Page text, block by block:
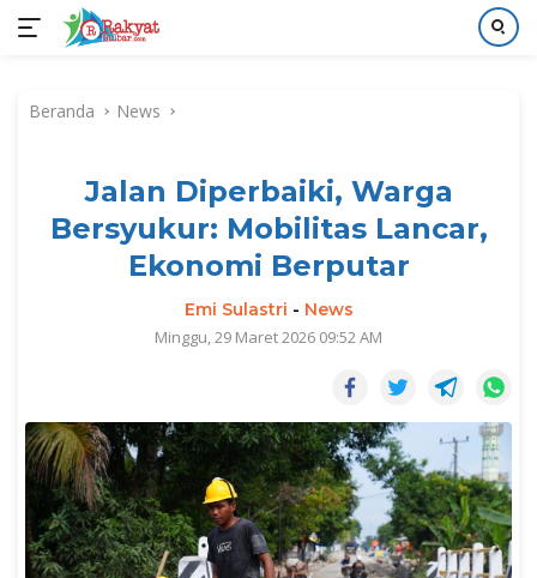
kontenBeranda News
Jalan Diperbaiki, Warga
Bersyukur: Mobilitas Lancar,
Ekonomi Berputar
Emi Sulastri - News
Minggu, 29 Maret 2026 09:52 AM